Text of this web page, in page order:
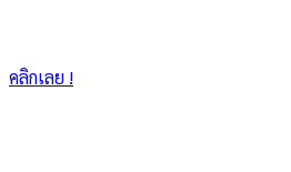
คลิกเลย !